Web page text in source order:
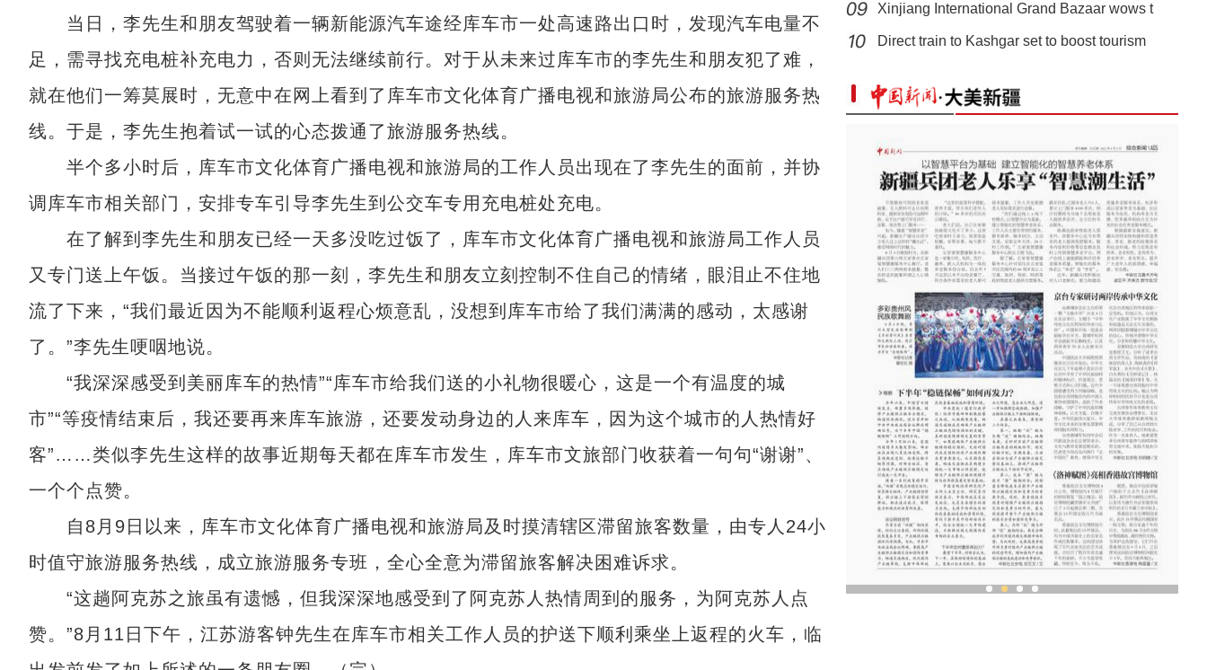
当日，李先生和朋友驾驶着一辆新能源汽车途经库车市一处高速路出口时，发现汽车电量不
足，需寻找充电桩补充电力，否则无法继续前行。对于从未来过库车市的李先生和朋友犯了难，
就在他们一筹莫展时，无意中在网上看到了库车市文化体育广播电视和旅游局公布的旅游服务热
线。于是，李先生抱着试一试的心态拨通了旅游服务热线。
半个多小时后，库车市文化体育广播电视和旅游局的工作人员出现在了李先生的面前，并协
调库车市相关部门，安排专车引导李先生到公交车专用充电桩处充电。
在了解到李先生和朋友已经一天多没吃过饭了，库车市文化体育广播电视和旅游局工作人员
又专门送上午饭。当接过午饭的那一刻，李先生和朋友立刻控制不住自己的情绪，眼泪止不住地
流了下来，“我们最近因为不能顺利返程心烦意乱，没想到库车市给了我们满满的感动，太感谢
了。”李先生哽咽地说。
“我深深感受到美丽库车的热情”“库车市给我们送的小礼物很暖心，这是一个有温度的城
市”“等疫情结束后，我还要再来库车旅游，还要发动身边的人来库车，因为这个城市的人热情好
客”……类似李先生这样的故事近期每天都在库车市发生，库车市文旅部门收获着一句句“谢谢”、
一个个点赞。
自8月9日以来，库车市文化体育广播电视和旅游局及时摸清辖区滞留旅客数量，由专人24小
时值守旅游服务热线，成立旅游服务专班，全心全意为滞留旅客解决困难诉求。
“这趟阿克苏之旅虽有遗憾，但我深深地感受到了阿克苏人热情周到的服务，为阿克苏人点
赞。”8月11日下午，江苏游客钟先生在库车市相关工作人员的护送下顺利乘坐上返程的火车，临
新疆阿克苏地区：卡龙琴制作技艺
Xinjiang International Grand Bazaar wows t
Direct train to Kashgar set to boost tourism
30余国驻华使节参访新疆 赞赏当地所取得的发